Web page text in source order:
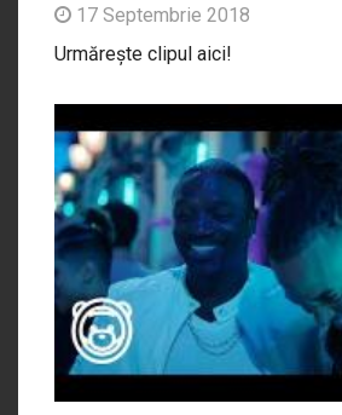
17 Septembrie 2018
Urmărește clipul aici!